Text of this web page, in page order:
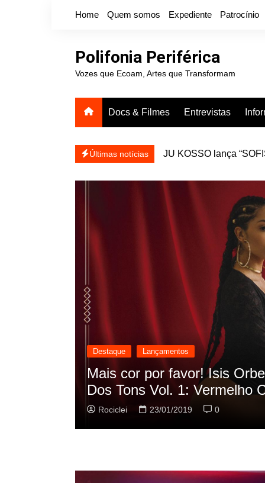
Home Quem somos Expediente Patrocínio
Polifonia Periférica
Vozes que Ecoam, Artes que Transformam
Docs & Filmes Entrevistas
Últimas notícias
JU KOSSO lança
Projota relança a
Destaque Lançamentos
Rashid vai buscar nos HQs
sua nova música
Rociclei 22/01/2019 0